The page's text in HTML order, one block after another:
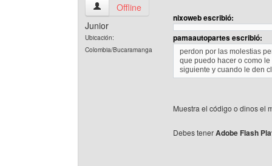
desparchemusical Ver perfil del usuario
Offline
Junior
Ubicación:
Colombia/Bucaramanga
nixoweb escribió:
pamaautopartes escribió:
perdon por las molestias
que puedo hacer o como
siguiente y cuando le den
Muestra el código o dinos el
Debes tenerAdobe Flash